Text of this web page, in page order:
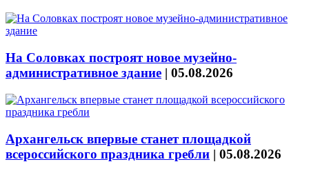
На Соловках построят новое музейно-
административное здание | 05.08.2026
Архангельск впервые станет площадкой
всероссийского праздника гребли | 05.08.2026